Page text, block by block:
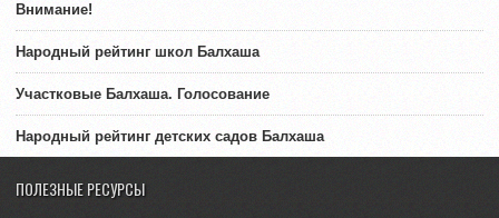
Внимание!
Народный рейтинг школ Балхаша
Участковые Балхаша. Голосование
Народный рейтинг детских садов Балхаша
ПОЛЕЗНЫЕ РЕСУРСЫ